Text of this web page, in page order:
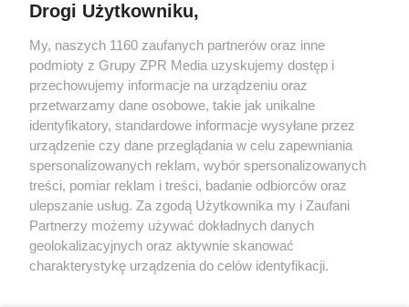
Żaden utwór zamieszczony w serwisie nie może być powielany i
rozpowszechniany lub dalej rozpowszechniany w jakikolwiek sposób (w
tym także elektroniczny lub mechaniczny) na jakimkolwiek polu
eksploatacji w jakiejkolwiek formie, włącznie z umieszczaniem w
Internecie bez pisemnej zgody właściciela praw. Jakiekolwiek użycie lub
wykorzystanie utworów w całości lub w części z naruszeniem prawa,
tzn. bez właściwej zgody, jest zabronione pod groźbą kary i może być
ścigane prawnie.
Drogi Użytkowniku,
My, naszych 1160 zaufanych partnerów oraz inne
podmioty z Grupy ZPR Media uzyskujemy dostęp i
przechowujemy informacje na urządzeniu oraz
przetwarzamy dane osobowe, takie jak unikalne
identyfikatory, standardowe informacje wysyłane przez
urządzenie czy dane przeglądania w celu zapewniania
spersonalizowanych reklam, wybór spersonalizowanych
treści, pomiar reklam i treści, badanie odbiorców oraz
ulepszanie usług. Za zgodą Użytkownika my i Zaufani
Partnerzy możemy używać dokładnych danych
geolokalizacyjnych oraz aktywnie skanować
charakterystykę urządzenia do celów identyfikacji.